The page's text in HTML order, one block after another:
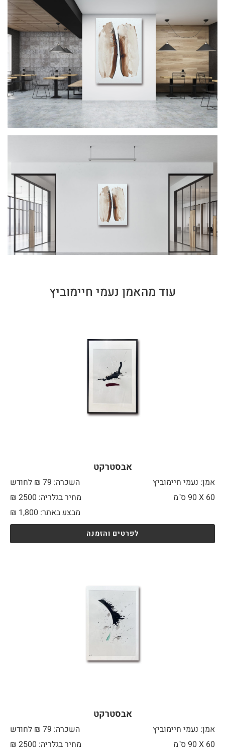
עוד מהאמן נעמי חיימוביץ
אבסטרקט
אמן: נעמי חיימוביץ
השכרה: 79 ₪ לחודש
60 X
מחיר בגלריה: 2500 ₪
מבצע באתר:
₪ 1,800
לפרטים והזמנה
אבסטרקט
אמן: נעמי חיימוביץ
השכרה: 79 ₪ לחודש
60 X
מחיר בגלריה: 2500 ₪